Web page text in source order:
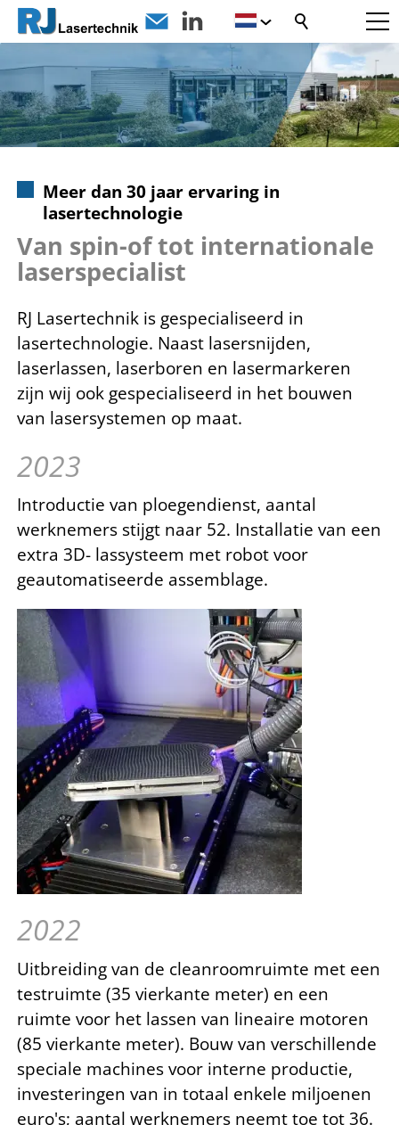
Meer dan 30 jaar ervaring in
lasertechnologie
Van spin-of tot internationale
laserspecialist
RJ Lasertechnik is gespecialiseerd in
lasertechnologie. Naast lasersnijden,
laserlassen, laserboren en lasermarkeren
zijn wij ook gespecialiseerd in het bouwen
van lasersystemen op maat.
2023
Introductie van ploegendienst, aantal
werknemers stijgt naar 52. Installatie van een
extra 3D- lassysteem met robot voor
geautomatiseerde assemblage.
2022
Uitbreiding van de cleanroomruimte met een
testruimte (35 vierkante meter) en een
ruimte voor het lassen van lineaire motoren
(85 vierkante meter). Bouw van verschillende
speciale machines voor interne productie,
investeringen van in totaal enkele miljoenen
euro's; aantal werknemers neemt toe tot 36.